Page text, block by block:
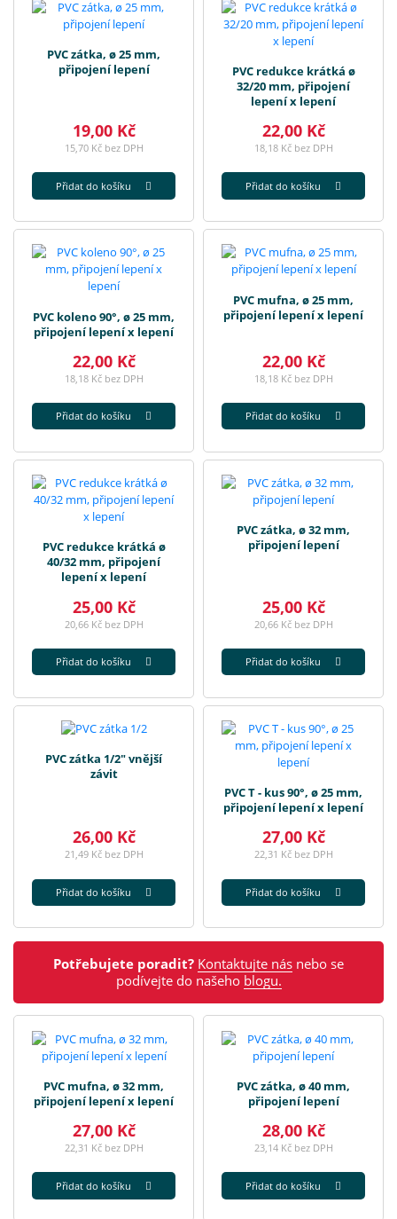
PVC zátka, ø 25 mm,
připojení lepení
19,00 Kč
15,70 Kč bez DPH
Přidat do košíku
PVC redukce krátká ø
32/20 mm, připojení
lepení x lepení
22,00 Kč
18,18 Kč bez DPH
Přidat do košíku
PVC koleno 90°, ø 25 mm,
připojení lepení x lepení
22,00 Kč
18,18 Kč bez DPH
Přidat do košíku
PVC mufna, ø 25 mm,
připojení lepení x lepení
22,00 Kč
18,18 Kč bez DPH
Přidat do košíku
PVC redukce krátká ø
40/32 mm, připojení
lepení x lepení
25,00 Kč
20,66 Kč bez DPH
Přidat do košíku
PVC zátka, ø 32 mm,
připojení lepení
25,00 Kč
20,66 Kč bez DPH
Přidat do košíku
PVC zátka 1/2" vnější
závit
26,00 Kč
21,49 Kč bez DPH
Přidat do košíku
PVC T - kus 90°, ø 25 mm,
připojení lepení x lepení
27,00 Kč
22,31 Kč bez DPH
Přidat do košíku
Potřebujete poradit? Kontaktujte nás nebo se
podívejte do našeho blogu.
PVC mufna, ø 32 mm,
připojení lepení x lepení
27,00 Kč
22,31 Kč bez DPH
Přidat do košíku
PVC zátka, ø 40 mm,
připojení lepení
28,00 Kč
23,14 Kč bez DPH
Přidat do košíku